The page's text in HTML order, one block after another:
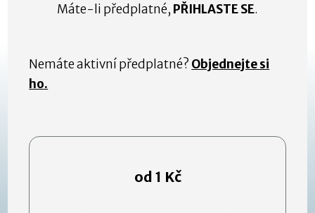
Máte-li předplatné, PŘIHLASTE SE.
Nemáte aktivní předplatné? Objednejte si
ho.
od 1 Kč